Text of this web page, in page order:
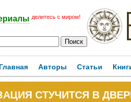
делитесь с миром!
Главная Авторы Статьи
СТУЧИТСЯ В